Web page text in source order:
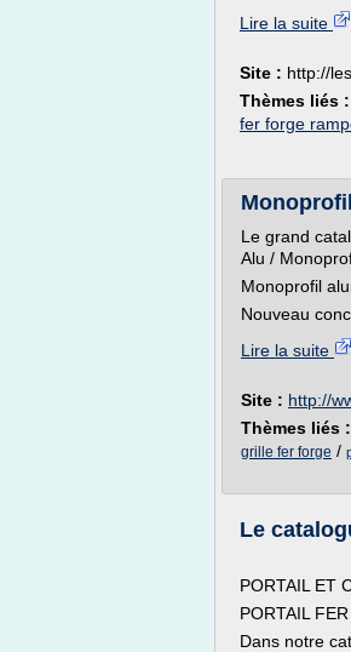
Lire la suite
Site : http://
Thèmes liés :
fer forge
Le grand
Alu /
Monoprofil
Nouveau
Lire la suite
Site : http://
Thèmes liés :
grille fer forge /
Le
PORTAIL ET
PORTAIL
Dans notre